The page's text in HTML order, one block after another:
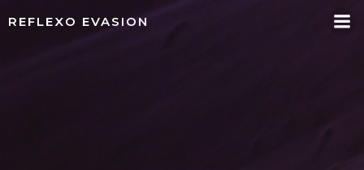
REFLEXO EVASION